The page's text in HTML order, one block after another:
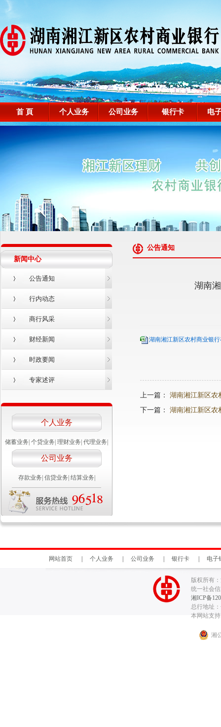
首 頁 个人业务 公司业务 银行卡 电
新闻中心
公告通知
行内动态
商行风采
财经新闻
时政要闻
专家述评
个人业务
储蓄业务 个贷业务 理财业务 代理业务
公司业务
存款业务 信贷业务 结算业务
公告通知
湖南
湖南湘江新区农村商业银
上一篇： 湖南湘江新区农
下一篇： 湖南湘江新区农
网站首页 个人业务 公司业务 银行卡 电子
版权所有
统一社会信
湘ICP备
总行地址
本网站支
湘